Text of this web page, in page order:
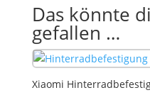
Das könnte
gefallen …
Xiaomi